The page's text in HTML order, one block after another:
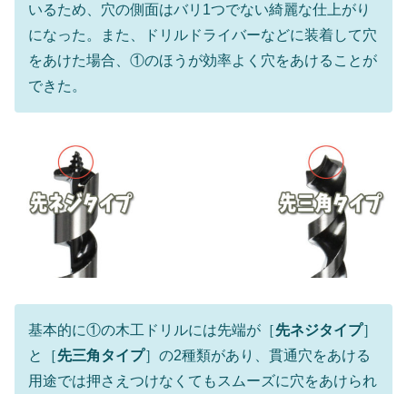
いるため、穴の側面はバリ1つでない綺麗な仕上がり
になった。また、ドリルドライバーなどに装着して穴
をあけた場合、①のほうが効率よく穴をあけることが
できた。
基本的に①の木工ドリルには先端が［先ネジタイプ］
と［先三角タイプ］の2種類があり、貫通穴をあける
用途では押さえつけなくてもスムーズに穴をあけられ